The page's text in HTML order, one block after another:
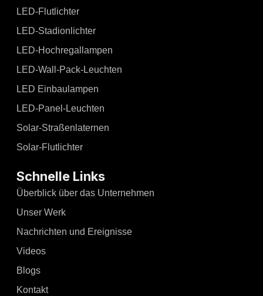
LED-Flutlichter
LED-Stadionlichter
LED-Hochregallampen
LED-Wall-Pack-Leuchten
LED Einbaulampen
LED-Panel-Leuchten
Solar-Straßenlaternen
Solar-Flutlichter
Schnelle Links
Überblick über das Unternehmen
Unser Werk
Nachrichten und Ereignisse
Videos
Blogs
Kontakt